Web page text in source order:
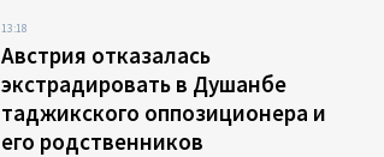
13:18
Австрия отказалась
экстрадировать в Душанбе
таджикского оппозиционера и
его родственников